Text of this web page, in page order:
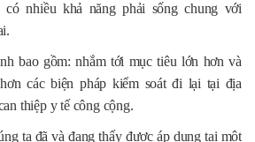
nhiều khả năng phải sống chung với
bao gồm: nhắm tới mục tiêu lớn hơn và
các biện pháp kiểm soát đi lại tại địa
thiệp y tế công cộng.
ta đã và đang thấy được áp dụng tại một